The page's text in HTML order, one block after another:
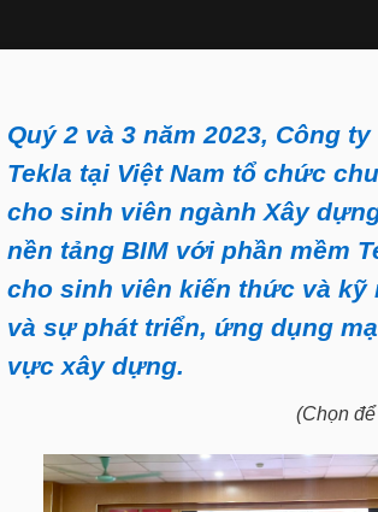
Quý 2 và 3 năm 2023, Công
Tekla tại Việt Nam tổ chức
cho sinh viên ngành Xây
nền tảng BIM với phần mềm
cho sinh viên kiến thức và
và sự phát triển, ứng dụng
vực xây dựng.
(Chọn